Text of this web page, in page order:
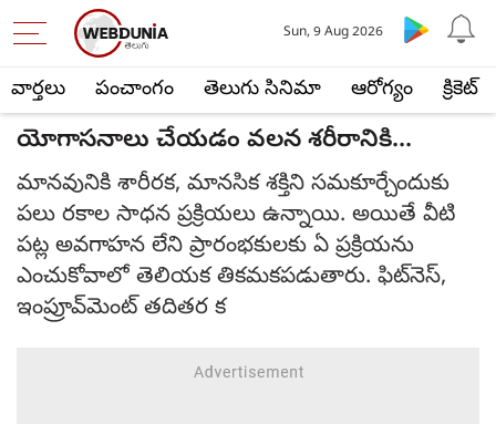
వార్తలు పంచాంగం తెలుగు సినిమా ఆరోగ్యం క్రికెట్
Sun, 9 Aug 2026
యోగాసనాలు చేయడం వలన శరీరానికి...
మానవునికి శారీరక, మానసిక శక్తిని సమకూర్చేందుకు
పలు రకాల సాధన ప్రక్రియలు ఉన్నాయి. అయితే వీటి
పట్ల అవగాహన లేని ప్రారంభకులకు ఏ ప్రక్రియను
ఎంచుకోవాలో తెలియక తికమకపడుతారు. ఫిట్‌నెస్,
ఇంప్రూవ్‌మెంట్ తదితర క